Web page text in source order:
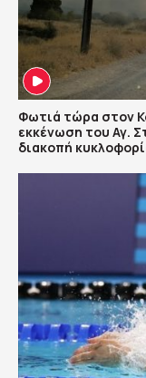
Φωτιά τώρα στον
εκκένωση του Αγ.
διακοπή